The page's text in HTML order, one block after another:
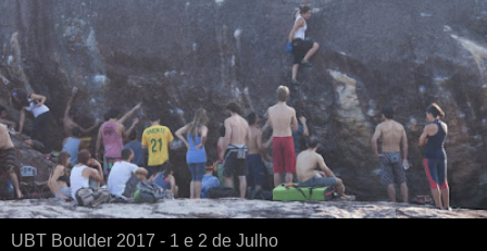
UBT Boulder 2017 - 1 e 2 de Julho